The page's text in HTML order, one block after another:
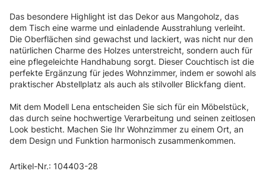
Das besondere Highlight ist das Dekor aus Mangoholz, das
dem Tisch eine warme und einladende Ausstrahlung verleiht.
Die Oberflächen sind gewachst und lackiert, was nicht nur den
natürlichen Charme des Holzes unterstreicht, sondern auch für
eine pflegeleichte Handhabung sorgt. Dieser Couchtisch ist die
perfekte Ergänzung für jedes Wohnzimmer, indem er sowohl als
praktischer Abstellplatz als auch als stilvoller Blickfang dient.
Mit dem Modell Lena entscheiden Sie sich für ein Möbelstück,
das durch seine hochwertige Verarbeitung und seinen zeitlosen
Look besticht. Machen Sie Ihr Wohnzimmer zu einem Ort, an
dem Design und Funktion harmonisch zusammenkommen.
Artikel-Nr.: 104403-28